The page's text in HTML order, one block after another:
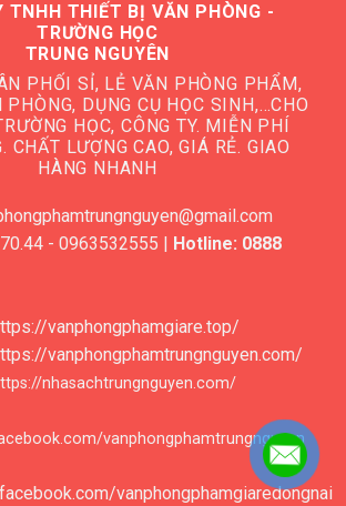
TNHH THIẾT BỊ VĂN PHÒNG -
TRƯỜNG HỌC
TRUNG NGUYÊN
PHỐI SỈ, LẺ VĂN PHÒNG PHẨM,
DỤNG CỤ HỌC SINH,…CHO
HỌC, CÔNG TY. MIỄN PHÍ
CHẤT LƯỢNG CAO, GIÁ RẺ. GIAO
HÀNG NHANH
- 0963532555 |
Hotline: 0888
vanphongphamgiare.top/
vanphongphamtrungnguyen.com/
nhasachtrungnguyen.com/
vanphongphamtrungnguyen
vanphongphamgiaredongnai